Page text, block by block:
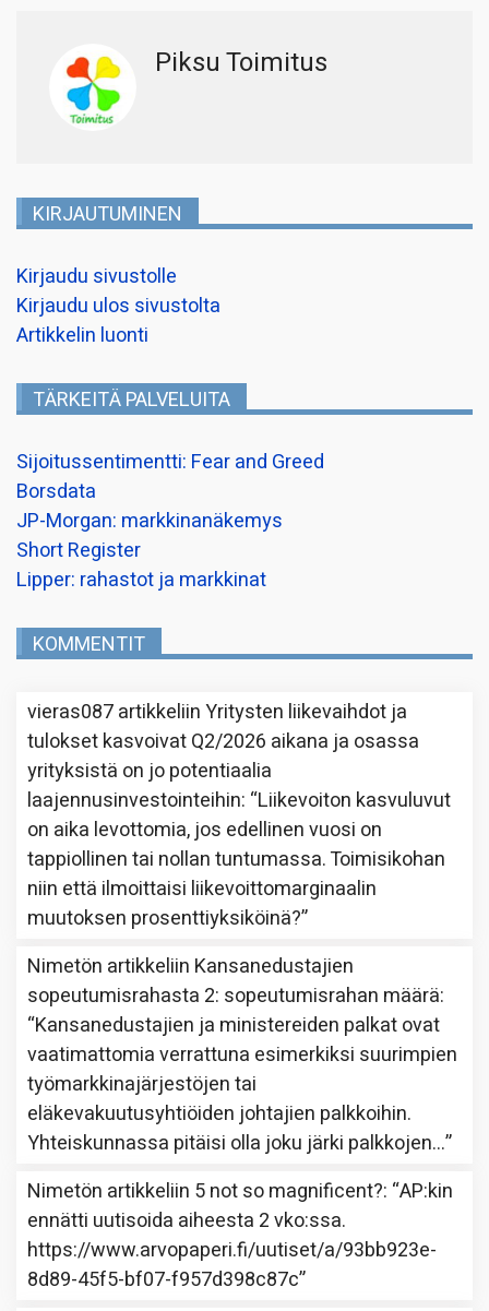
Piksu Toimitus
KIRJAUTUMINEN
Kirjaudu sivustolle
Kirjaudu ulos sivustolta
Artikkelin luonti
TÄRKEITÄ PALVELUITA
Sijoitussentimentti: Fear and Greed
Borsdata
JP-Morgan: markkinanäkemys
Short Register
Lipper: rahastot ja markkinat
KOMMENTIT
vieras087artikkeliinYritysten liikevaihdot ja
tulokset kasvoivat Q2/2026 aikana ja osassa
yrityksistä on jo potentiaalia
laajennusinvestointeihin: “Liikevoiton kasvuluvut
on aika levottomia, jos edellinen vuosi on
tappiollinen tai nollan tuntumassa. Toimisikohan
niin että ilmoittaisi liikevoittomarginaalin
muutoksen prosenttiyksiköinä?”
Nimetön artikkeliin Kansanedustajien
sopeutumisrahasta 2: sopeutumisrahan määrä:
“Kansanedustajien ja ministereiden palkat ovat
vaatimattomia verrattuna esimerkiksi suurimpien
työmarkkinajärjestöjen tai
eläkevakuutusyhtiöiden johtajien palkkoihin.
Yhteiskunnassa pitäisi olla joku järki palkkojen…”
Nimetön artikkeliin 5 not so magnificent?: “AP:kin
ennätti uutisoida aiheesta 2 vko:ssa.
https://www.arvopaperi.fi/uutiset/a/93bb923e-
8d89-45f5-bf07-f957d398c87c”